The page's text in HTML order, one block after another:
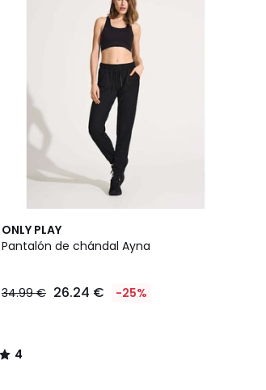
ONLY PLAY
Pantalón de chándal Ayna
34.99 € 26.24 € -25%
4
/
4
/